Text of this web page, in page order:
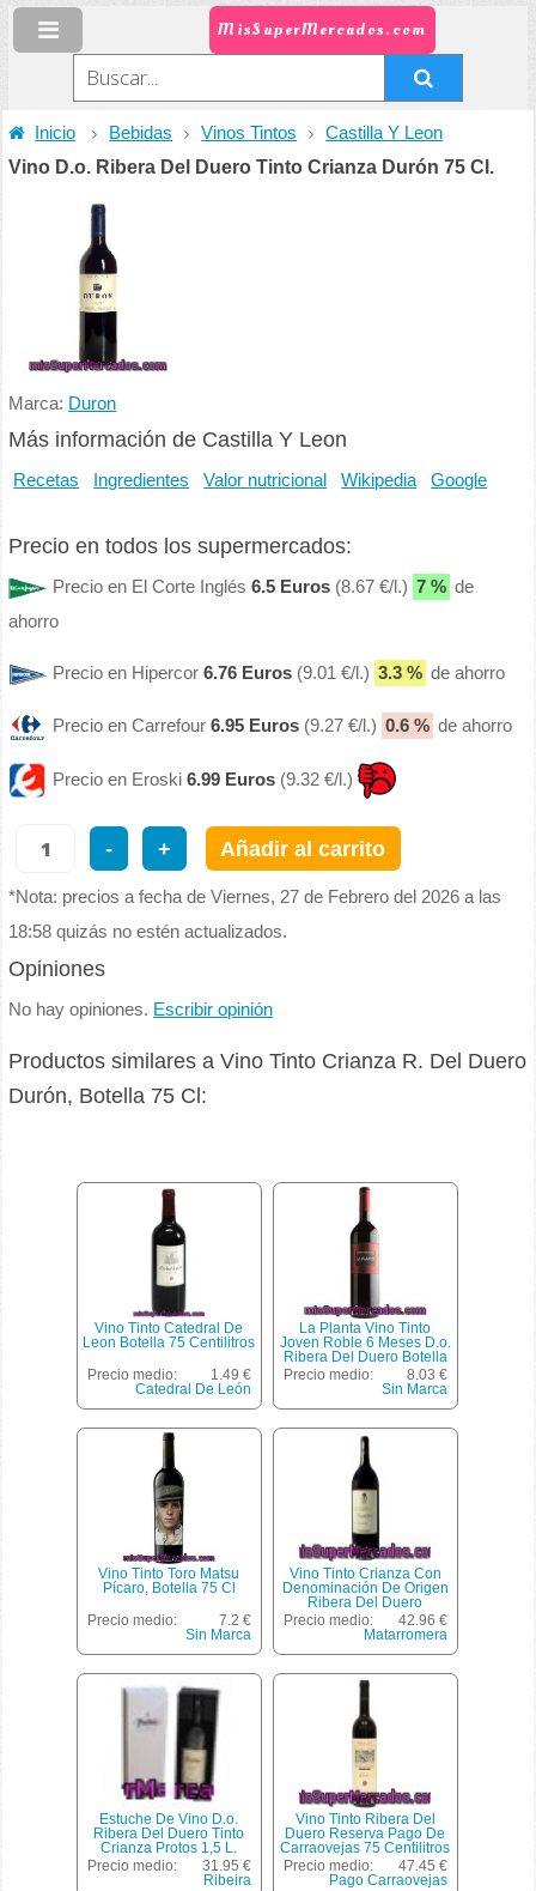
MisSuperMercados.com
Inicio Bebidas Vinos Tintos Castilla Y Leon
Vino D.o. Ribera Del Duero Tinto Crianza Durón 75 Cl.
Marca: Duron
Más información de Castilla Y Leon
Recetas Ingredientes Valor nutricional Wikipedia Google
Precio en todos los supermercados:
Precio en El Corte Inglés6.5 Euros (8.67 €/l.) 7 % de
ahorro
Precio en Hipercor6.76 Euros (9.01 €/l.) 3.3 % de ahorro
Precio en Carrefour6.95 Euros (9.27 €/l.) 0.6 % de ahorro
Precio en Eroski6.99 Euros (9.32 €/l.)
- + Añadir al carrito
*Nota: precios a fecha de Viernes, 27 de Febrero del 2026 a las
18:58 quizás no estén actualizados.
Opiniones
No hay opiniones. Escribir opinión
Productos similares a Vino Tinto Crianza R. Del Duero
Durón, Botella 75 Cl:
Vino Tinto Catedral De
Leon Botella 75 Centilitros
Precio medio:
1.49 €
Catedral De León
La Planta Vino Tinto
Joven Roble 6 Meses D.o.
Ribera Del Duero Botella
75 Cl
Precio medio:
8.03 €
Sin Marca
Vino Tinto Toro Matsu
Pícaro, Botella 75 Cl
Precio medio:
7.2 €
Sin Marca
Vino Tinto Crianza Con
Denominación De Origen
Ribera Del Duero
Matarromera Botella
Magnum De 1,5 Litros
Precio medio:
42.96 €
Matarromera
Estuche De Vino D.o.
Ribera Del Duero Tinto
Crianza Protos 1,5 L.
Precio medio:
31.95 €
Ribeira
Vino Tinto Ribera Del
Duero Reserva Pago De
Carraovejas 75 Centilitros
Precio medio:
47.45 €
Pago Carraovejas